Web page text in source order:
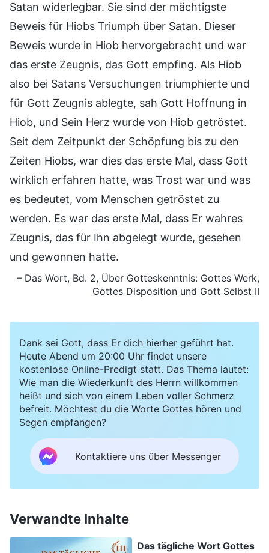
Satan widerlegbar. Sie sind der mächtigste
Beweis für Hiobs Triumph über Satan. Dieser
Beweis wurde in Hiob hervorgebracht und war
das erste Zeugnis, das Gott empfing. Als Hiob
also bei Satans Versuchungen triumphierte und
für Gott Zeugnis ablegte, sah Gott Hoffnung in
Hiob, und Sein Herz wurde von Hiob getröstet.
Seit dem Zeitpunkt der Schöpfung bis zu den
Zeiten Hiobs, war dies das erste Mal, dass Gott
wirklich erfahren hatte, was Trost war und was
es bedeutet, vom Menschen getröstet zu
werden. Es war das erste Mal, dass Er wahres
Zeugnis, das für Ihn abgelegt wurde, gesehen
und gewonnen hatte.
– Das Wort, Bd. 2, Über Gotteskenntnis: Gottes Werk,
Gottes Disposition und Gott Selbst II
Dank sei Gott, dass Er dich hierher geführt hat.
Heute Abend um 20:00 Uhr findet unsere
kostenlose Online-Predigt statt. Das Thema lautet:
Wie man die Wiederkunft des Herrn willkommen
heißt und sich von einem Leben voller Schmerz
befreit. Möchtest du die Worte Gottes hören und
Segen empfangen?
Kontaktiere uns über Messenger
Verwandte Inhalte
Das tägliche Wort Gottes